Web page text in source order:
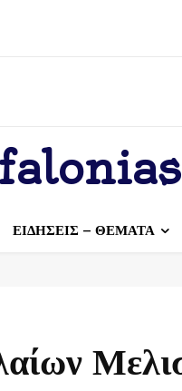
ΕΙΔΗΣΕΙΣ – ΘΕΜΑΤΑ